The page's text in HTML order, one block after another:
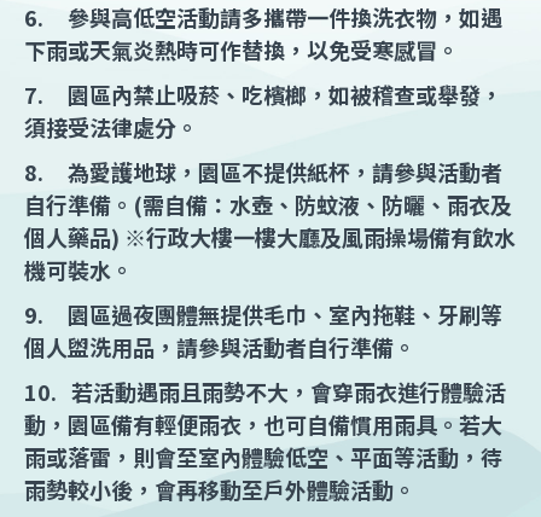
6. 參與高低空活動請多攜帶一件換洗衣物，如遇
下雨或天氣炎熱時可作替換，以免受寒感冒。
7. 園區內禁止吸菸、吃檳榔，如被稽查或舉發，
須接受法律處分。
8. 為愛護地球，園區不提供紙杯，請參與活動者
自行準備。(需自備：水壺、防蚊液、防曬、雨衣及
個人藥品) ※行政大樓一樓大廳及風雨操場備有飲水
機可裝水。
9. 園區過夜團體無提供毛巾、室內拖鞋、牙刷等
個人盥洗用品，請參與活動者自行準備。
10. 若活動遇雨且雨勢不大，會穿雨衣進行體驗活
動，園區備有輕便雨衣，也可自備慣用雨具。若大
雨或落雷，則會至室內體驗低空、平面等活動，待
雨勢較小後，會再移動至戶外體驗活動。